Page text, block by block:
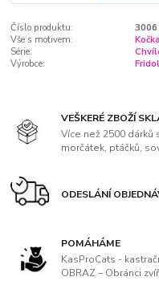
Číslo produktu:
3006
Vše s motivem:
Série:
Výrobce:
VEŠKERÉ ZBOŽÍ
Více než 2500 dárků
morčátek, ptáčků,
ODESLÁNÍ
POMÁHÁME
KasProCats -
OBRAZ – Obránci